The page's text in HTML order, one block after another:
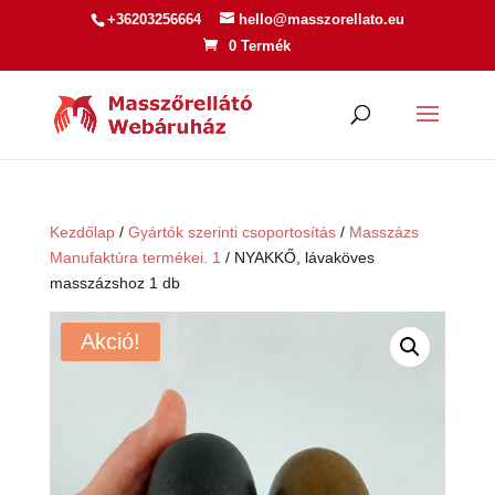
+36203256664
hello@masszorellato.eu
0 Termék
Kezdőlap/ Gyártók szerinti csoportosítás/ Masszázs
Manufaktúra termékei. 1 / NYAKKŐ, lávaköves
masszázshoz 1 db
Akció!